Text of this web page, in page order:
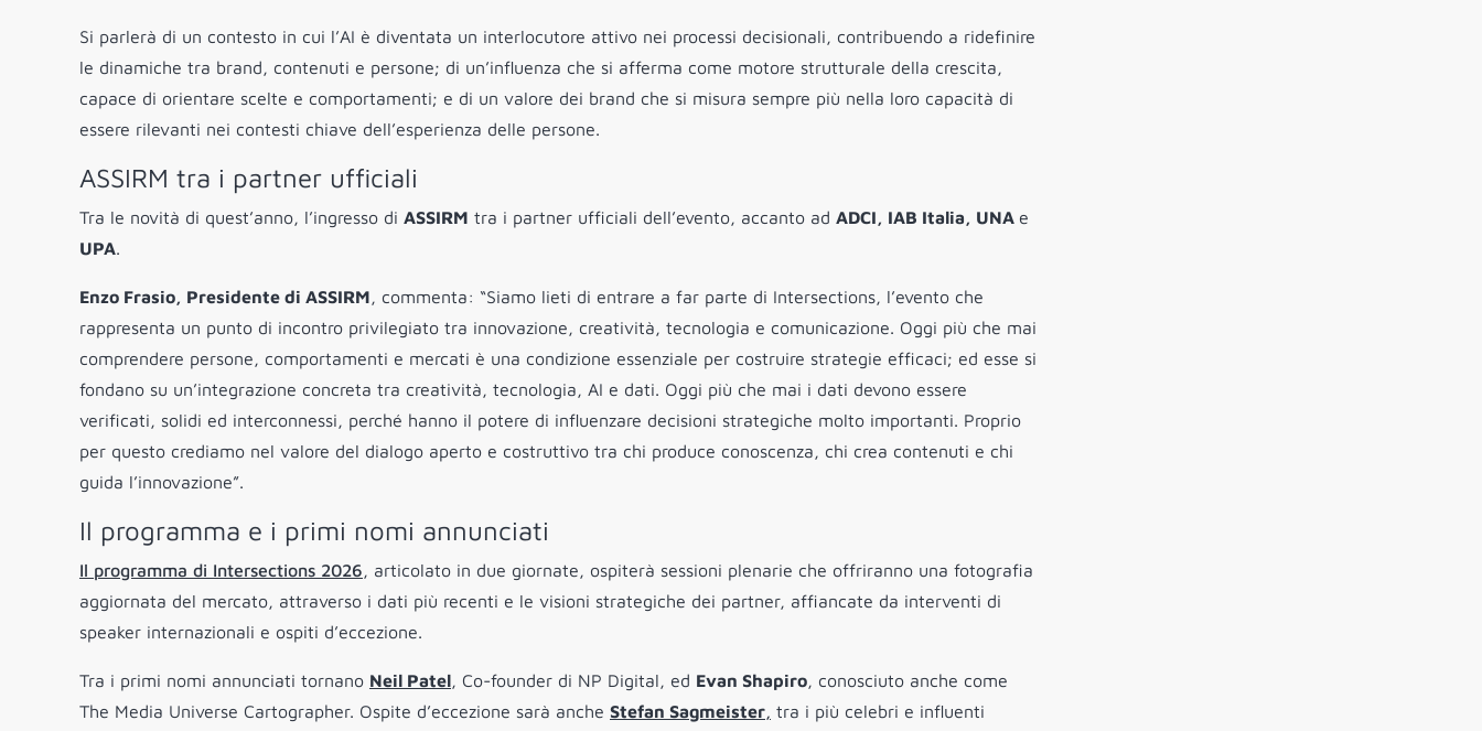
Si parlerà di un contesto in cui l’AI è diventata un interlocutore attivo nei processi decisionali, contribuendo a ridefinire
le dinamiche tra brand, contenuti e persone; di un’influenza che si afferma come motore strutturale della crescita,
capace di orientare scelte e comportamenti; e di un valore dei brand che si misura sempre più nella loro capacità di
essere rilevanti nei contesti chiave dell’esperienza delle persone.
ASSIRM tra i partner ufficiali
Tra le novità di quest’anno, l’ingresso di ASSIRM tra i partner ufficiali dell’evento, accanto ad ADCI, IAB Italia, UNA e
UPA.
Enzo Frasio, Presidente di ASSIRM, commenta: “Siamo lieti di entrare a far parte di Intersections, l’evento che
rappresenta un punto di incontro privilegiato tra innovazione, creatività, tecnologia e comunicazione. Oggi più che mai
comprendere persone, comportamenti e mercati è una condizione essenziale per costruire strategie efficaci; ed esse si
fondano su un’integrazione concreta tra creatività, tecnologia, AI e dati. Oggi più che mai i dati devono essere
verificati, solidi ed interconnessi, perché hanno il potere di influenzare decisioni strategiche molto importanti. Proprio
per questo crediamo nel valore del dialogo aperto e costruttivo tra chi produce conoscenza, chi crea contenuti e chi
guida l’innovazione”.
Il programma e i primi nomi annunciati
Il programma di Intersections 2026, articolato in due giornate, ospiterà sessioni plenarie che offriranno una fotografia
aggiornata del mercato, attraverso i dati più recenti e le visioni strategiche dei partner, affiancate da interventi di
speaker internazionali e ospiti d’eccezione.
Tra i primi nomi annunciati tornano Neil Patel, Co-founder di NP Digital, ed Evan Shapiro, conosciuto anche come
The Media Universe Cartographer. Ospite d’eccezione sarà anche Stefan Sagmeister, tra i più celebri e influenti